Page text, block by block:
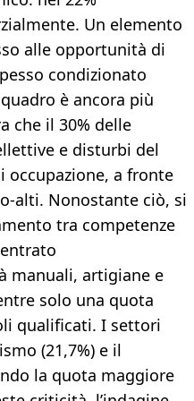
Un elemento
alle opportunità di
condizionato
è ancora più
che il 30% delle
e disturbi del
occupazione, a fronte
alti. Nonostante ciò, si
tra competenze
manuali, artigiane e
solo una quota
qualificati. I settori
(21,7%) e il
la quota maggiore